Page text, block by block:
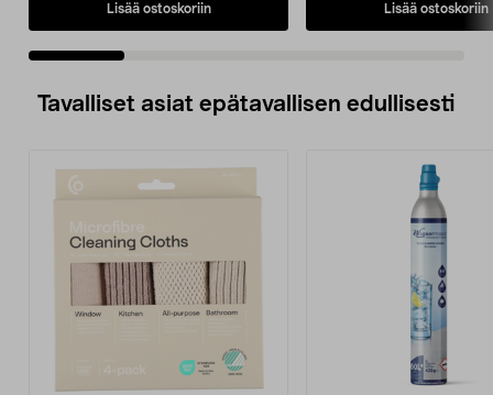
Lisää ostoskoriin Lisää ostoskoriin
Tavalliset asiat epätavallisen edullisesti